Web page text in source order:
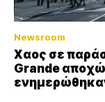
Newsroom
Xαος σε
Grande